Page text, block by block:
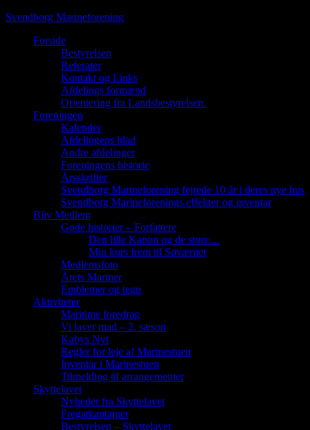
Svendborg Marineforening
Forside
Bestyrelsen
Referater
Kontakt og Links
Afdelings formænd
Orientering fra Landsbestyrelsen.
Foreningen
Kalender
Afdelingens blad
Andre afdelinger
Foreningens historie
Årsskrifter
Svendborg Marineforening fejrede 10 år i deres nye hus
Svendborg Marineforenings effekter og inventar
Bliv Medlem
Gode historier – Forfattere
Den lille Kanon og de store…
Min kurs frem til Søværnet
Medlemsfoto
Årets Mariner
Emblemer og tegn
Aktiviteter
Maritime foredrag
Vi laver mad – 2. sæson
Kabys Nyt
Regler for leje af Marinestuen
Inventar i Marinestuen
Tilmelding til arrangementer
Skyttelavet
Nyheder fra Skyttelavet
Fregatkaptajner
Bestyrelsen – Skyttelavet